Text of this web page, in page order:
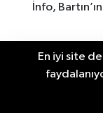
İnfo,
Bartın Nöbetçi
En iyi site
Elektrik